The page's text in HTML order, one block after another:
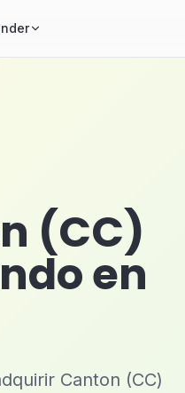
(CC)
en
Canton (CC)